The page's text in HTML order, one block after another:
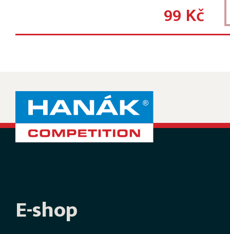
99 Kč
E-shop